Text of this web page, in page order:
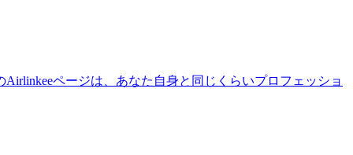
ページは、あなた自身と同じくらいプロフェッショ